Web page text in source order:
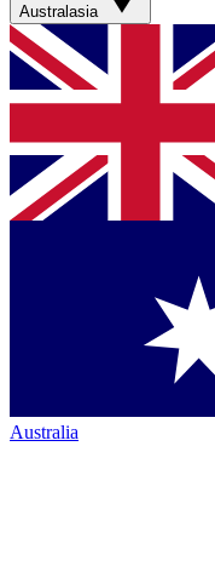
Australasia
Australia